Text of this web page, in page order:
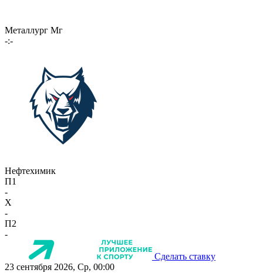
Металлург Мг
-:-
Нефтехимик
П1
-
X
-
П2
-
Сделать ставку
23 сентября 2026, Ср, 00:00